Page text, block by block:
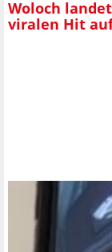
Woloch
viralen Hit